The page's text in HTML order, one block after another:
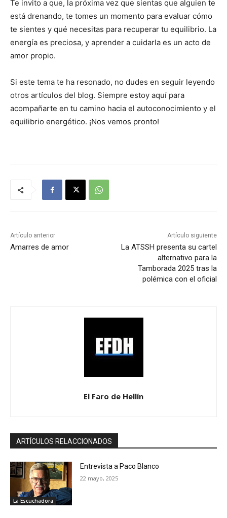
Te invito a que, la próxima vez que sientas que alguien te
está drenando, te tomes un momento para evaluar cómo
te sientes y qué necesitas para recuperar tu equilibrio. La
energía es preciosa, y aprender a cuidarla es un acto de
amor propio.
Si este tema te ha resonado, no dudes en seguir leyendo
otros artículos del blog. Siempre estoy aquí para
acompañarte en tu camino hacia el autoconocimiento y el
equilibrio energético. ¡Nos vemos pronto!
Artículo anterior
Amarres de amor
Artículo siguiente
La ATSSH presenta su cartel
alternativo para la
Tamborada 2025 tras la
polémica con el oficial
El Faro de Hellín
ARTÍCULOS RELACCIONADOS
La Escuchadora
Entrevista a Paco Blanco
22 mayo, 2025